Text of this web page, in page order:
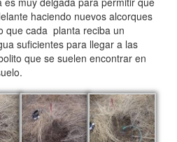
haciendo nuevos alcorques
que cada planta reciba un
suficientes para llegar a las
que se suelen encontrar en